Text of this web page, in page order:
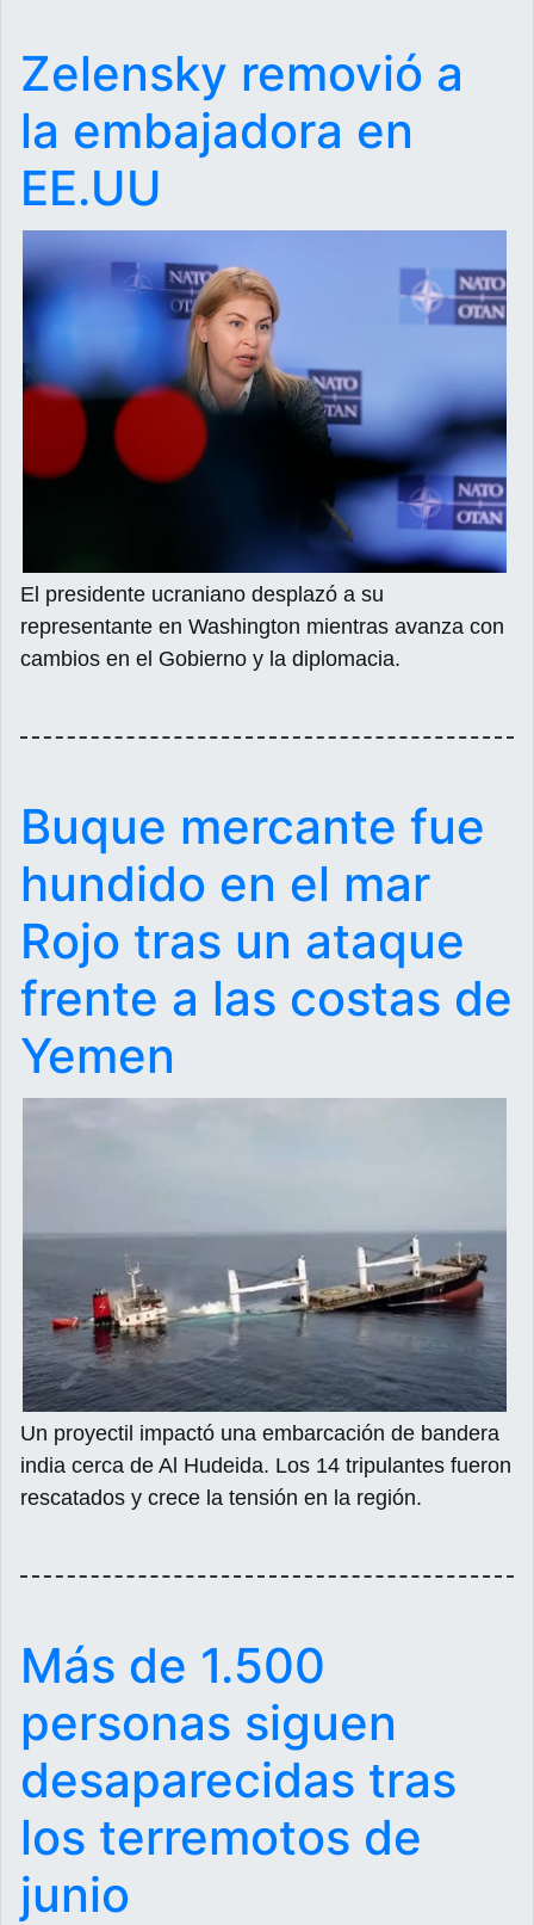
Zelensky removió a
la embajadora en
EE.UU
El presidente ucraniano desplazó a su
representante en Washington mientras avanza con
cambios en el Gobierno y la diplomacia.
Buque mercante fue
hundido en el mar
Rojo tras un ataque
frente a las costas de
Yemen
Un proyectil impactó una embarcación de bandera
india cerca de Al Hudeida. Los 14 tripulantes fueron
rescatados y crece la tensión en la región.
Más de 1.500
personas siguen
desaparecidas tras
los terremotos de
junio